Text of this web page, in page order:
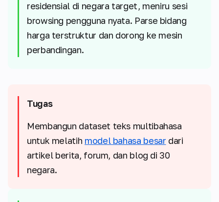
residensial di negara target, meniru sesi
browsing pengguna nyata. Parse bidang
harga terstruktur dan dorong ke mesin
perbandingan.
Tugas
Membangun dataset teks multibahasa
untuk melatih model bahasa besar dari
artikel berita, forum, dan blog di 30
negara.